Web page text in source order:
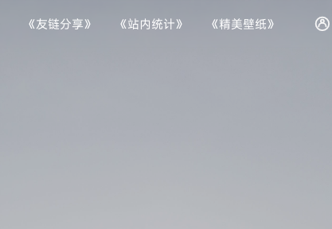
《友链分享》 《站内统计》 《精美壁纸》